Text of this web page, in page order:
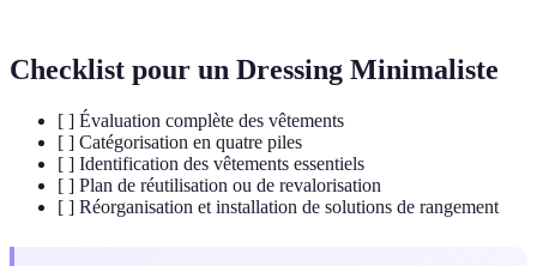
Checklist pour un Dressing Minimaliste
[ ] Évaluation complète des vêtements
[ ] Catégorisation en quatre piles
[ ] Identification des vêtements essentiels
[ ] Plan de réutilisation ou de revalorisation
[ ] Réorganisation et installation de solutions de rangement